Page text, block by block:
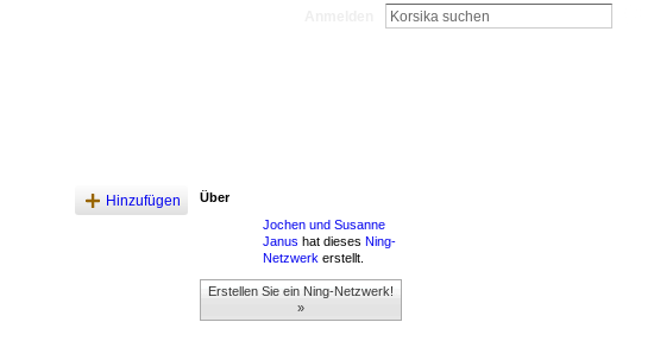
Hinzufügen
Über
Jochen und Susanne
Janus hat dieses Ning-
Netzwerk erstellt.
Erstellen Sie ein Ning-Netzwerk!
»